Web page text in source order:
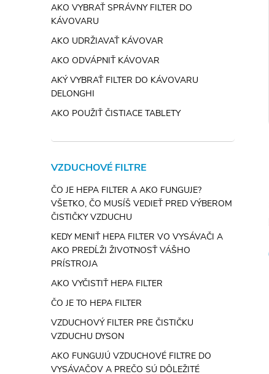
AKO VYBRAŤ SPRÁVNY FILTER DO
KÁVOVARU
AKO UDRŽIAVAŤ KÁVOVAR
AKO ODVÁPNIŤ KÁVOVAR
AKÝ VYBRAŤ FILTER DO KÁVOVARU
DELONGHI
AKO POUŽIŤ ČISTIACE TABLETY
VZDUCHOVÉ FILTRE
ČO JE HEPA FILTER A AKO FUNGUJE?
VŠETKO, ČO MUSÍŠ VEDIEŤ PRED VÝBEROM
ČISTIČKY VZDUCHU
KEDY MENIŤ HEPA FILTER VO VYSÁVAČI A
AKO PREDĹŽI ŽIVOTNOSŤ VÁŠHO
PRÍSTROJA
AKO VYČISTIŤ HEPA FILTER
ČO JE TO HEPA FILTER
VZDUCHOVÝ FILTER PRE ČISTIČKU
VZDUCHU DYSON
AKO FUNGUJÚ VZDUCHOVÉ FILTRE DO
VYSÁVAČOV A PREČO SÚ DÔLEŽITÉ